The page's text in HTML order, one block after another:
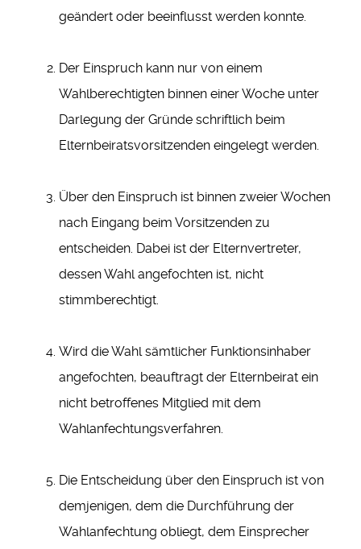
geändert oder beeinflusst werden konnte.
Der Einspruch kann nur von einem
Wahlberechtigten binnen einer Woche unter
Darlegung der Gründe schriftlich beim
Elternbeiratsvorsitzenden eingelegt werden.
Über den Einspruch ist binnen zweier Wochen
nach Eingang beim Vorsitzenden zu
entscheiden. Dabei ist der Elternvertreter,
dessen Wahl angefochten ist, nicht
stimmberechtigt.
Wird die Wahl sämtlicher Funktionsinhaber
angefochten, beauftragt der Elternbeirat ein
nicht betroffenes Mitglied mit dem
Wahlanfechtungsverfahren.
Die Entscheidung über den Einspruch ist von
demjenigen, dem die Durchführung der
Wahlanfechtung obliegt, dem Einsprecher